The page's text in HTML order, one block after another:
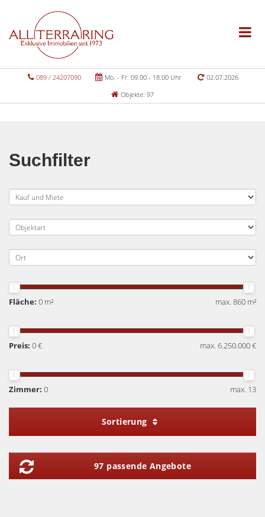
089 / 24207090 Mo. - Fr. 09.00 - 18.00 Uhr
02.07.2026
Objekte: 97
Suchfilter
Fläche: 0 m² max. 860 m²
Preis: 0 € max. 6.250.000 €
Zimmer: 0 max. 13
Sortierung
97 passende Angebote